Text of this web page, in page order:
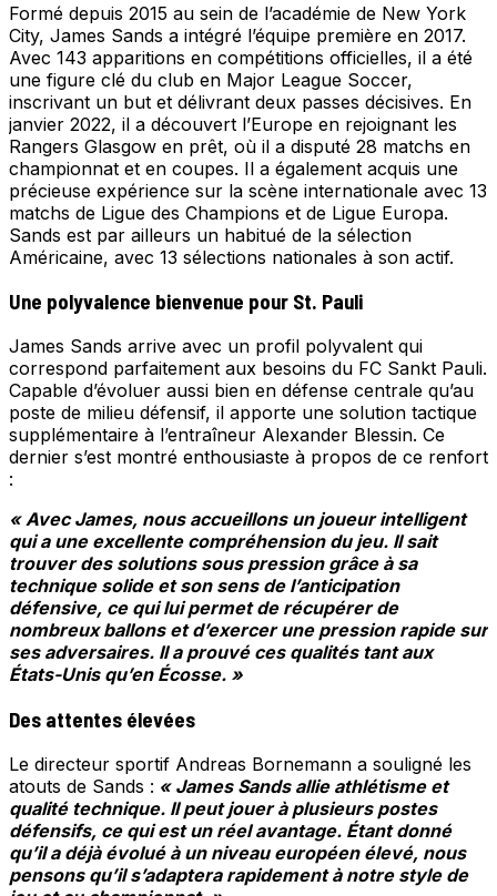
Formé depuis 2015 au sein de l’académie de New York
City, James Sands a intégré l’équipe première en 2017.
Avec 143 apparitions en compétitions officielles, il a été
une figure clé du club en Major League Soccer,
inscrivant un but et délivrant deux passes décisives. En
janvier 2022, il a découvert l’Europe en rejoignant les
Rangers Glasgow en prêt, où il a disputé 28 matchs en
championnat et en coupes. Il a également acquis une
précieuse expérience sur la scène internationale avec 13
matchs de Ligue des Champions et de Ligue Europa.
Sands est par ailleurs un habitué de la sélection
Américaine, avec 13 sélections nationales à son actif.
Une polyvalence bienvenue pour St. Pauli
James Sands arrive avec un profil polyvalent qui
correspond parfaitement aux besoins du FC Sankt Pauli.
Capable d’évoluer aussi bien en défense centrale qu’au
poste de milieu défensif, il apporte une solution tactique
supplémentaire à l’entraîneur Alexander Blessin. Ce
dernier s’est montré enthousiaste à propos de ce renfort
:
« Avec James, nous accueillons un joueur intelligent
qui a une excellente compréhension du jeu. Il sait
trouver des solutions sous pression grâce à sa
technique solide et son sens de l’anticipation
défensive, ce qui lui permet de récupérer de
nombreux ballons et d’exercer une pression rapide sur
ses adversaires. Il a prouvé ces qualités tant aux
États-Unis qu’en Écosse. »
Des attentes élevées
Le directeur sportif Andreas Bornemann a souligné les
atouts de Sands : « James Sands allie athlétisme et
qualité technique. Il peut jouer à plusieurs postes
défensifs, ce qui est un réel avantage. Étant donné
qu’il a déjà évolué à un niveau européen élevé, nous
pensons qu’il s’adaptera rapidement à notre style de